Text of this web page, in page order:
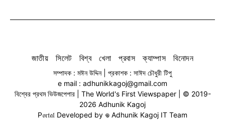
জাতীয় সিলেট বিশ্ব খেলা প্রবাস ক্যাম্পাস বিনোদন
সম্পাদক : মঈন উদ্দিন | প্রকাশক : সাঈদ চৌধুরী টিপু
e mail : adhunikkagoj@gmail.com
বিশ্বের প্রথম ভিউজপেপার | The World's First Viewspaper | © 2019-
2026 Adhunik Kagoj
P𝔬𝔯𝔱𝔞𝔩 Developed by 𖦹 Adhunik Kagoj IT Team